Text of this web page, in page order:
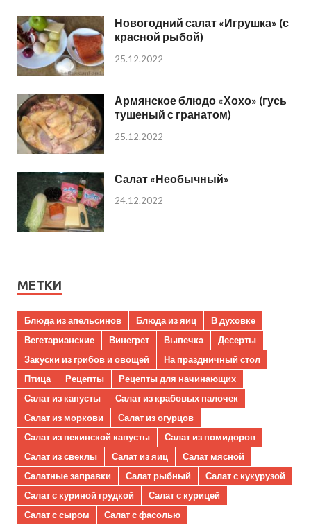
Новогодний салат «Игрушка» (с
красной рыбой)
25.12.2022
Армянское блюдо «Хохо» (гусь
тушеный с гранатом)
25.12.2022
Салат «Необычный»
24.12.2022
МЕТКИ
Блюда из апельсинов Блюда из яиц
В духовке
Вегетарианские
Винегрет Выпечка
Десерты
Закуски из грибов и овощей
На праздничный стол
Птица
Рецепты
Рецепты для начинающих
Салат из капусты
Салат из крабовых палочек
Салат из моркови
Салат из огурцов
Салат из пекинской капусты
Салат из помидоров
Салат из свеклы
Салат из яиц
Салат мясной
Салатные заправки
Салат рыбный
Салат с кукурузой
Салат с куриной грудкой
Салат с курицей
Салат с сыром
Салат с фасолью